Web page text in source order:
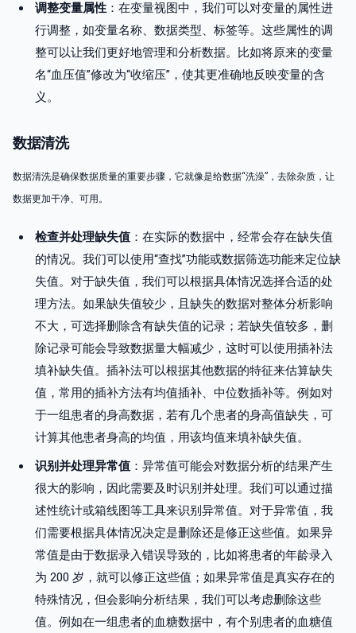
调整变量属性 ：在变量视图中，我们可以对变量的属性进
行调整，如变量名称、数据类型、标签等。这些属性的调
整可以让我们更好地管理和分析数据。比如将原来的变量
名“血压值”修改为“收缩压”，使其更准确地反映变量的含
义。
数据清洗
数据清洗是确保数据质量的重要步骤，它就像是给数据“洗澡”，去除杂质，让
数据更加干净、可用。
检查并处理缺失值 ：在实际的数据中，经常会存在缺失值
的情况。我们可以使用“查找”功能或数据筛选功能来定位缺
失值。对于缺失值，我们可以根据具体情况选择合适的处
理方法。如果缺失值较少，且缺失的数据对整体分析影响
不大，可选择删除含有缺失值的记录；若缺失值较多，删
除记录可能会导致数据量大幅减少，这时可以使用插补法
填补缺失值。插补法可以根据其他数据的特征来估算缺失
值，常用的插补方法有均值插补、中位数插补等。例如对
于一组患者的身高数据，若有几个患者的身高值缺失，可
计算其他患者身高的均值，用该均值来填补缺失值。
识别并处理异常值 ：异常值可能会对数据分析的结果产生
很大的影响，因此需要及时识别并处理。我们可以通过描
述性统计或箱线图等工具来识别异常值。对于异常值，我
们需要根据具体情况决定是删除还是修正这些值。如果异
常值是由于数据录入错误导致的，比如将患者的年龄录入
为 200 岁，就可以修正这些值；如果异常值是真实存在的
特殊情况，但会影响分析结果，我们可以考虑删除这些
值。例如在一组患者的血糖数据中，有个别患者的血糖值